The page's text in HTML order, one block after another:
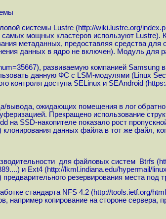
системы Lustre (http://wiki.lustre.org/
мощных кластеров используют Lustre).
метаданных, предоставляя средства
данных в ядро не включен). Модуль для
), развиваемую компанией Samsung
данную ФС с LSM-модулями (Linux
контроля доступа SELinux и SEAndroid (
вывода, ожидающих помещения в лог
Прекращено использование
на SSD-накопителе показало рост
клонирования данных файла в тот же файл,
для файловых систем Btrfs (
) и Ext4 (http://lkml.indiana.edu/hypermail/
предварительного резервирования места под
стандарта NFS 4.2 (http://tools.ietf.org/
например копирование на стороне сервера,